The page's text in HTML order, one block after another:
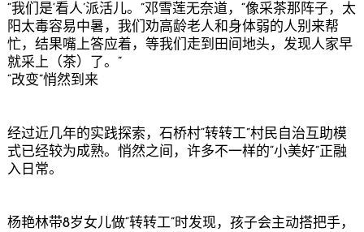
“我们是‘看人’派活儿。”邓雪莲无奈道，“像采茶那阵子，太
阳太毒容易中暑，我们劝高龄老人和身体弱的人别来帮
忙，结果嘴上答应着，等我们走到田间地头，发现人家早
就采上（茶）了。”
“改变”悄然到来
经过近几年的实践探索，石桥村“转转工”村民自治互助模
式已经较为成熟。悄然之间，许多不一样的“小美好”正融
入日常。
杨艳林带8岁女儿做“转转工”时发现，孩子会主动搭把手，